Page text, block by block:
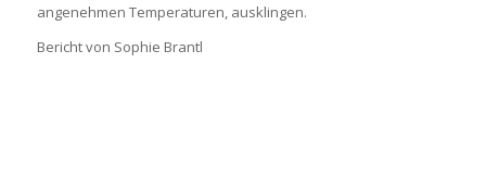
angenehmen Temperaturen, ausklingen.
Bericht von Sophie Brantl